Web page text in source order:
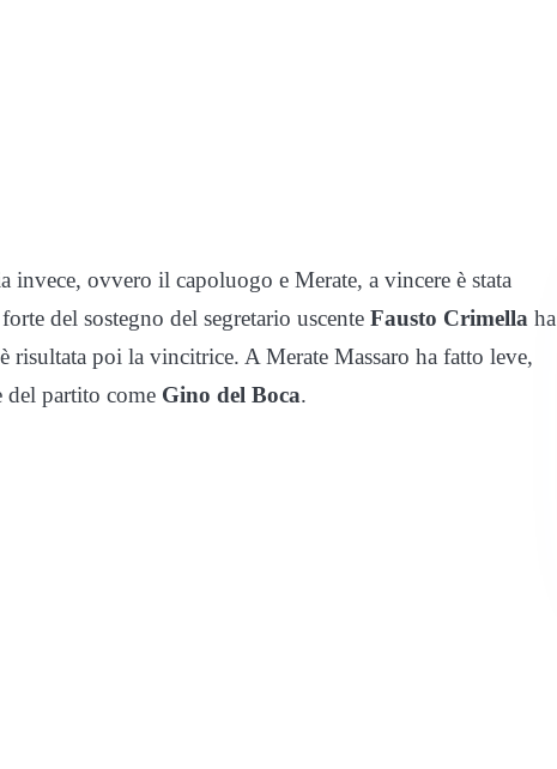
ovvero il capoluogo e Merate, a vincere è stata
del sostegno del segretario uscente Fausto Crimella ha
risultata poi la vincitrice. A Merate Massaro ha fatto leve,
del partito come Gino del Boca.